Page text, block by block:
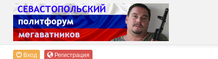
Вход Регистрация